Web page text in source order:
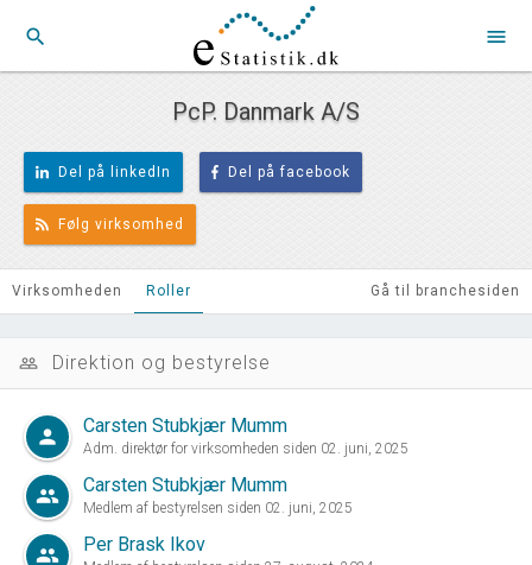
search menu
PcP. Danmark A/S
Del på linkedIn Del på facebook
Følg virksomhed
Virksomheden Roller Gå til branchesiden
people_outline Direktion og bestyrelse
person Carsten Stubkjær Mumm
Adm. direktør for virksomheden siden 02. juni, 2025
group Carsten Stubkjær Mumm
Medlem af bestyrelsen siden 02. juni, 2025
group Per Brask Ikov